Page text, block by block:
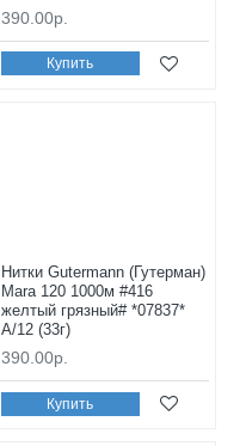
390.00р.
Купить
Нитки Gutermann (Гутерман)
Mara 120 1000м #416
желтый грязный# *07837*
A/12 (33г)
390.00р.
Купить